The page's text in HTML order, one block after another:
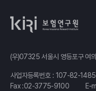
(우)07325 서울시 영등포구 여
사업자등록번호 : 107-82-
Fax :02-3775-9100
E-